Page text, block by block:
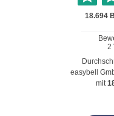
easybell
mit